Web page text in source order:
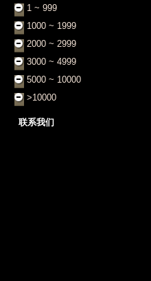
1 ~ 999
1000 ~ 1999
2000 ~ 2999
3000 ~ 4999
5000 ~ 10000
>10000
联系我们